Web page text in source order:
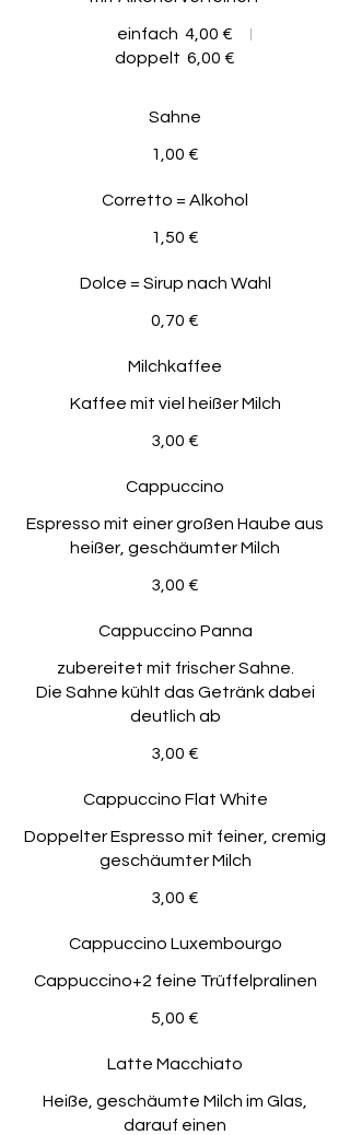
einfach 4,00 €
doppelt 6,00 €
Sahne
1,00 €
Corretto = Alkohol
1,50 €
Dolce = Sirup nach Wahl
0,70 €
Milchkaffee
Kaffee mit viel heißer Milch
3,00 €
Cappuccino
Espresso mit einer großen Haube aus
heißer, geschäumter Milch
3,00 €
Cappuccino Panna
zubereitet mit frischer Sahne.
Die Sahne kühlt das Getränk dabei
deutlich ab
3,00 €
Cappuccino Flat White
Doppelter Espresso mit feiner, cremig
geschäumter Milch
3,00 €
Cappuccino Luxembourgo
Cappuccino+2 feine Trüffelpralinen
5,00 €
Latte Macchiato
Heiße, geschäumte Milch im Glas,
darauf einen